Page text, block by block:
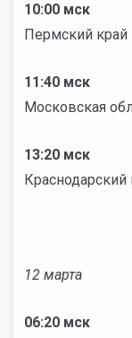
10:00 мск
Пермский край
11:40 мск
Московская
13:20 мск
12 марта
06:20 мск